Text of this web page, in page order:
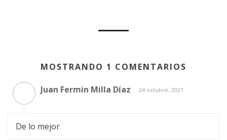
MOSTRANDO 1 COMENTARIOS
Juan Fermin Milla Díaz 24 octubre, 2021
De lo mejor